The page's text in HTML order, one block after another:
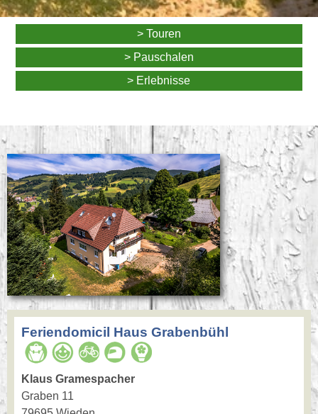
> Touren
> Pauschalen
> Erlebnisse
Feriendomicil Haus Grabenbühl
Klaus Gramespacher
Graben 11